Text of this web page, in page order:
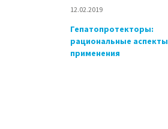
12.02.2019
Гепатопротекторы:
рациональные аспекты
применения